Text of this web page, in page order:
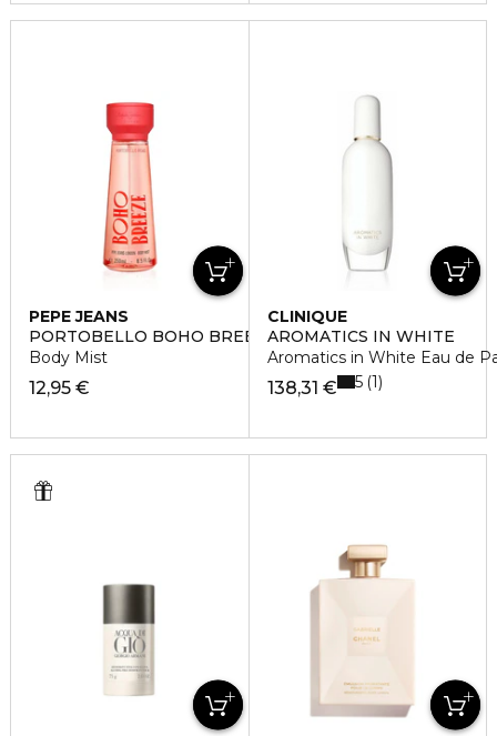
PEPE JEANS
PORTOBELLO BOHO BREEZE
Body Mist
12,95 €
CLINIQUE
AROMATICS IN WHITE
Aromatics in White Eau de
138,31 € 5 1